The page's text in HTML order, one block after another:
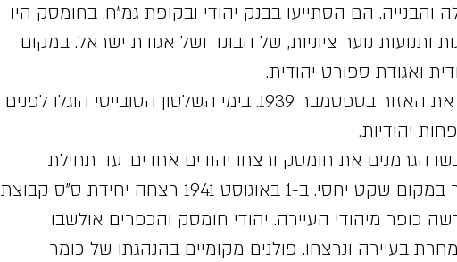
הם הסתייעו בבנק יהודי ובקופת גמ"ח. בחומסק היו
ותנועות נוער ציוניות, של הבונד ושל אגודת ישראל. במקום
ואגודת ספורט יהודית.
הסובייטים כבשו את האזור בספטמבר 1939. בימי השלטון הסובייטי הוגלו לפנים
יהודיות.
יוני 1941 כבשו הגרמנים את חומסק ורצחו יהודים אחדים. עד תחילת
אוגוסט 1941 שרר במקום שקט יחסי. ב-1 באוגוסט 1941 רצחה יחידת ס"ס קבוצת
כופר מיהודי העיירה. יהודי חומסק והכפרים אולשבו
בעיירה ונרצחו. פולנים מקומיים בהנהגתו של כומר